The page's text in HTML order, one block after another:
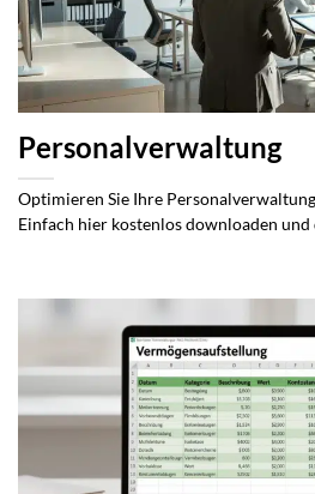
Personalverwaltung
Optimieren Sie Ihre
Einfach hier kostenlos downloaden und